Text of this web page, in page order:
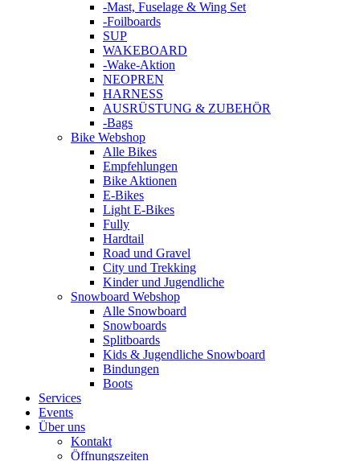
-Mast, Fuselage & Wing Set
-Foilboards
SUP
WAKEBOARD
-Wake-Aktion
NEOPREN
HARNESS
AUSRÜSTUNG & ZUBEHÖR
-Bags
Bike Webshop
Alle Bikes
Empfehlungen
Bike Aktionen
E-Bikes
Light E-Bikes
Fully
Hardtail
Road und Gravel
City und Trekking
Kinder und Jugendliche
Snowboard Webshop
Alle Snowboard
Snowboards
Splitboards
Kids & Jugendliche Snowboard
Bindungen
Boots
Services
Events
Über uns
Kontakt
Öffnungszeiten